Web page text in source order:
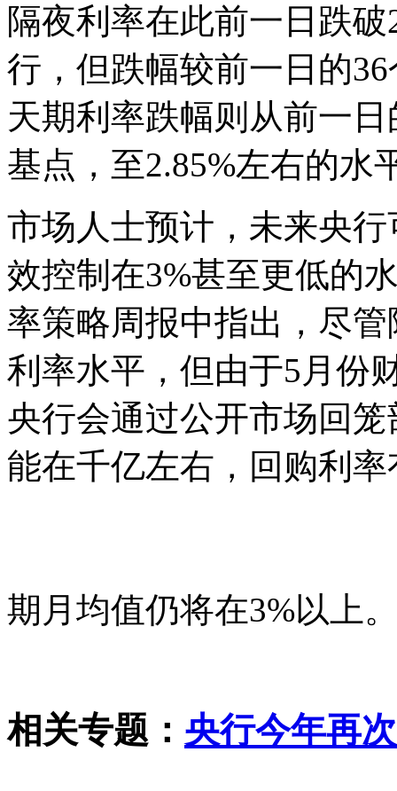
隔夜利率在此前一日跌
行，但跌幅较前一日的
天期利率跌幅则从前一
基点，至2.85%左右的水
市场人士预计，未来央
效控制在3%甚至更低的
率策略周报中指出，尽
利率水平，但由于5月份
央行会通过公开市场回
能在千亿左右，回购利
期月均值仍将在3%以上
相关专题： 央行今年再